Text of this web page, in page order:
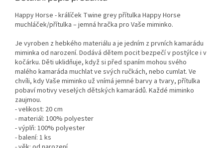
Happy Horse - králíček Twine grey přítulka Happy Horse
muchláček/přítulka – jemná hračka pro Vaše miminko.
Je vyroben z hebkého materiálu a je jedním z prvních kamarádu
miminka od narození. Dodává dětem pocit bezpečí v postýlce i v
kočárku. Děti uklidňuje, když si před spaním mohou svého
malého kamaráda muchlat ve svých ručkách, nebo cumlat. Ve
chvíli, kdy Vaše miminko už vnímá jemné barvy a tvary, přítulka
pobaví motivy veselých dětských kamarádů. Každé miminko
zaujmou.
- velikost: 20 cm
- materiál: 100% polyester
- výplň: 100% polyester
- balení: 1 ks